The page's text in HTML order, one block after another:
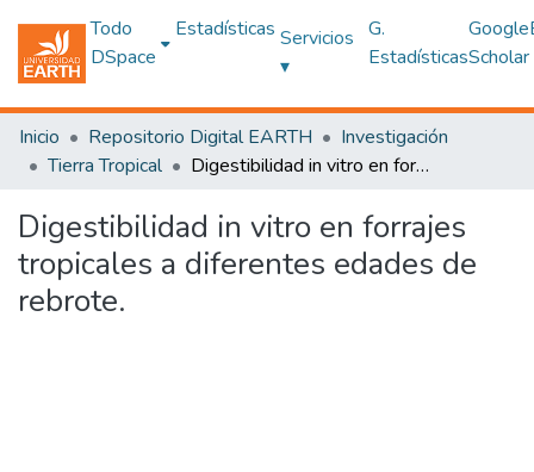
Todo
DSpace
Estadísticas Servicios
▾
G.
Estadísticas
Google
Scholar
Inicio Repositorio Digital EARTH
Investigación
Tierra Tropical
Digestibilidad in vitro en forrajes tropicales a diferentes edades de rebrote.
Digestibilidad in vitro en forrajes
tropicales a diferentes edades de
rebrote.